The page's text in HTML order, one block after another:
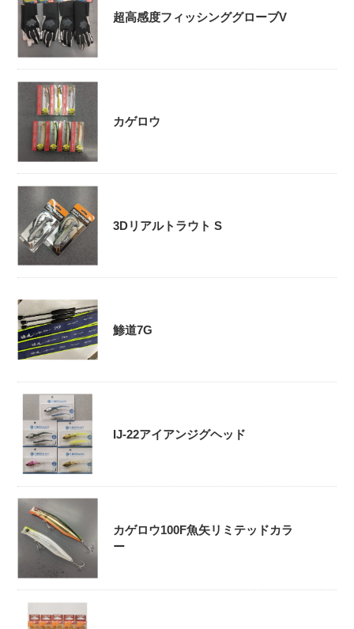
超高感度フィッシンググローブV
カゲロウ
3Dリアルトラウト S
鯵道7G
IJ-22アイアンジグヘッド
カゲロウ100F魚矢リミテッドカラ
ー